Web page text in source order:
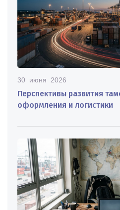
30 июня 2026
Перспективы развития
оформления и логистики